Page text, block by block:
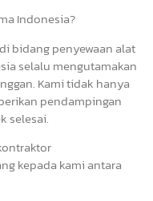
Indonesia?
bidang penyewaan alat
selalu mengutamakan
Kami tidak hanya
pendampingan
selesai.
kepada kami antara